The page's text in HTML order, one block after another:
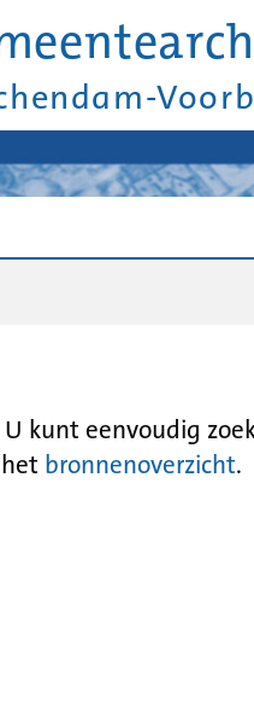
kunt eenvoudig
bronnenoverzicht.